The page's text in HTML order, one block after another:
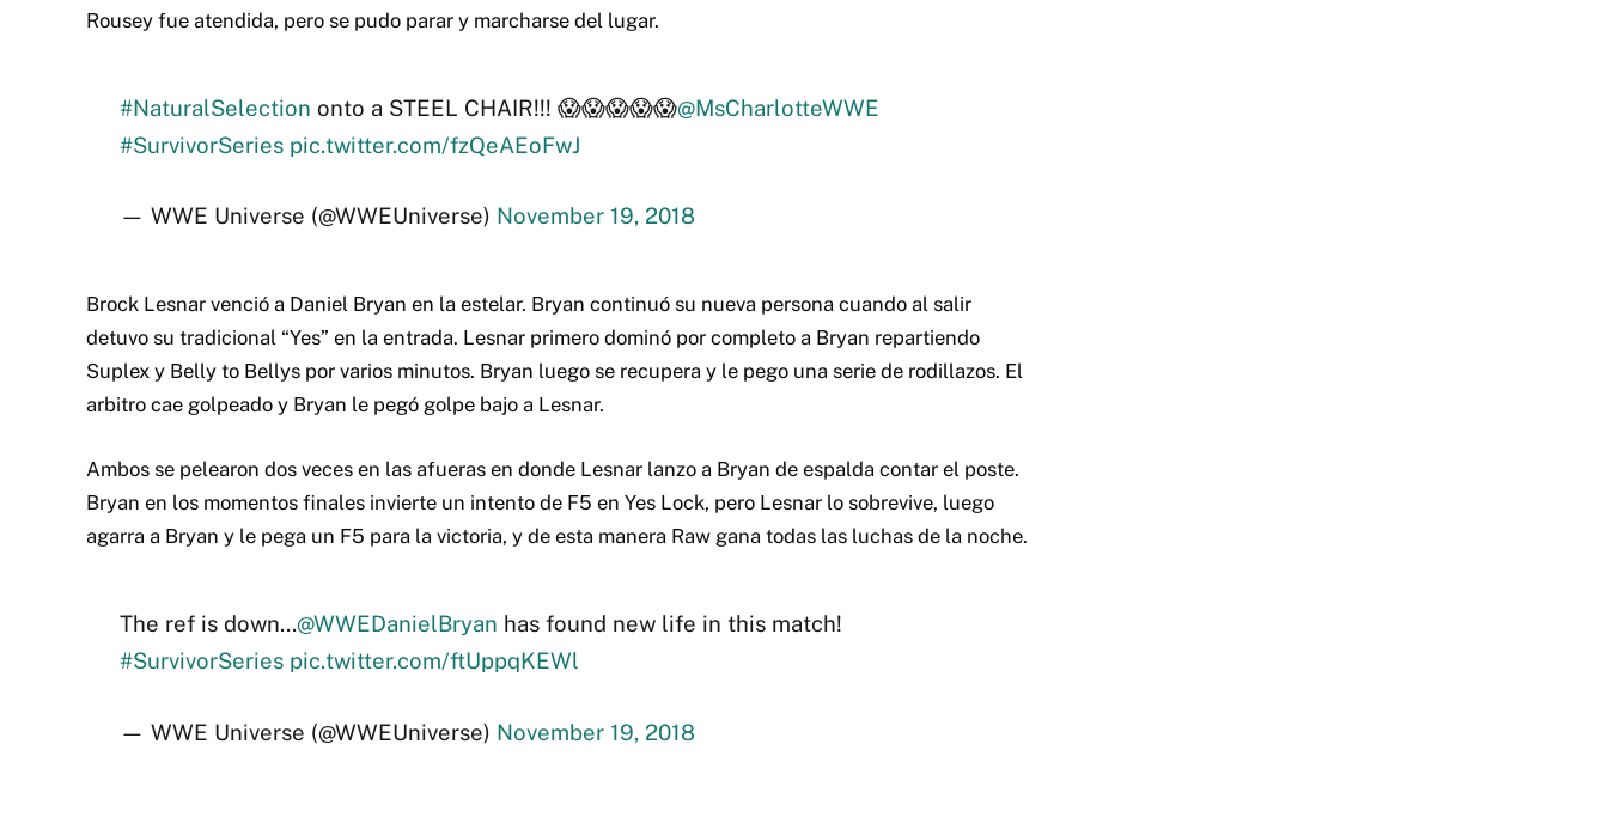
Rousey fue atendida, pero se pudo parar y marcharse del lugar.
#NaturalSelection onto a STEEL CHAIR!!! 😱😱😱😱😱@MsCharlotteWWE
#SurvivorSeries pic.twitter.com/fzQeAEoFwJ
— WWE Universe (@WWEUniverse) November 19, 2018
Brock Lesnar venció a Daniel Bryan en la estelar. Bryan continuó su nueva persona cuando al salir
detuvo su tradicional “Yes” en la entrada. Lesnar primero dominó por completo a Bryan repartiendo
Suplex y Belly to Bellys por varios minutos. Bryan luego se recupera y le pego una serie de rodillazos. El
arbitro cae golpeado y Bryan le pegó golpe bajo a Lesnar.
Ambos se pelearon dos veces en las afueras en donde Lesnar lanzo a Bryan de espalda contar el poste.
Bryan en los momentos finales invierte un intento de F5 en Yes Lock, pero Lesnar lo sobrevive, luego
agarra a Bryan y le pega un F5 para la victoria, y de esta manera Raw gana todas las luchas de la noche.
The ref is down…@WWEDanielBryan has found new life in this match!
#SurvivorSeries pic.twitter.com/ftUppqKEWl
— WWE Universe (@WWEUniverse) November 19, 2018